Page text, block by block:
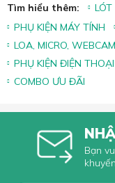
Tìm hiểu thêm:
PHỤ KIỆN MÁY TÍNH
LOA, MICRO, WEBCAM
PHỤ KIỆN ĐIỆN THOẠI
COMBO ƯU ĐÃI
Bạn